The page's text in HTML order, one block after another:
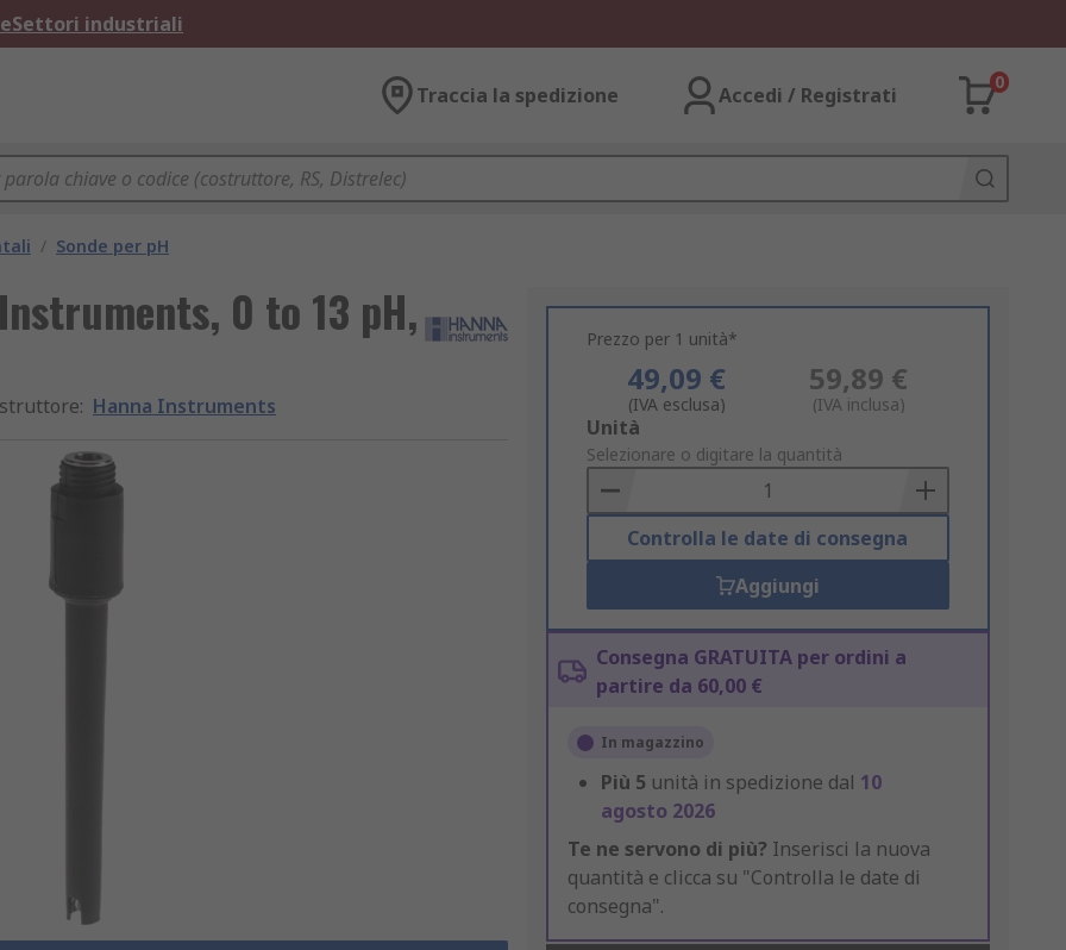
Settori industriali
Traccia la spedizione Accedi / Registrati
0
/ Sonde per pH
0 to 13 pH,
: Hanna Instruments
Prezzo per 1 unità*
49,09 €
(IVA esclusa)
59,89 €
(IVA inclusa)
Add
to
Basket
Unità
Selezionare o digitare la quantità
Controlla le date di consegna
Aggiungi
Consegna GRATUITA per ordini a
partire da 60,00 €
In magazzino
Più 5 unità in spedizione dal 10
agosto 2026
Te ne servono di più? Inserisci la nuova
quantità e clicca su "Controlla le date di
consegna".